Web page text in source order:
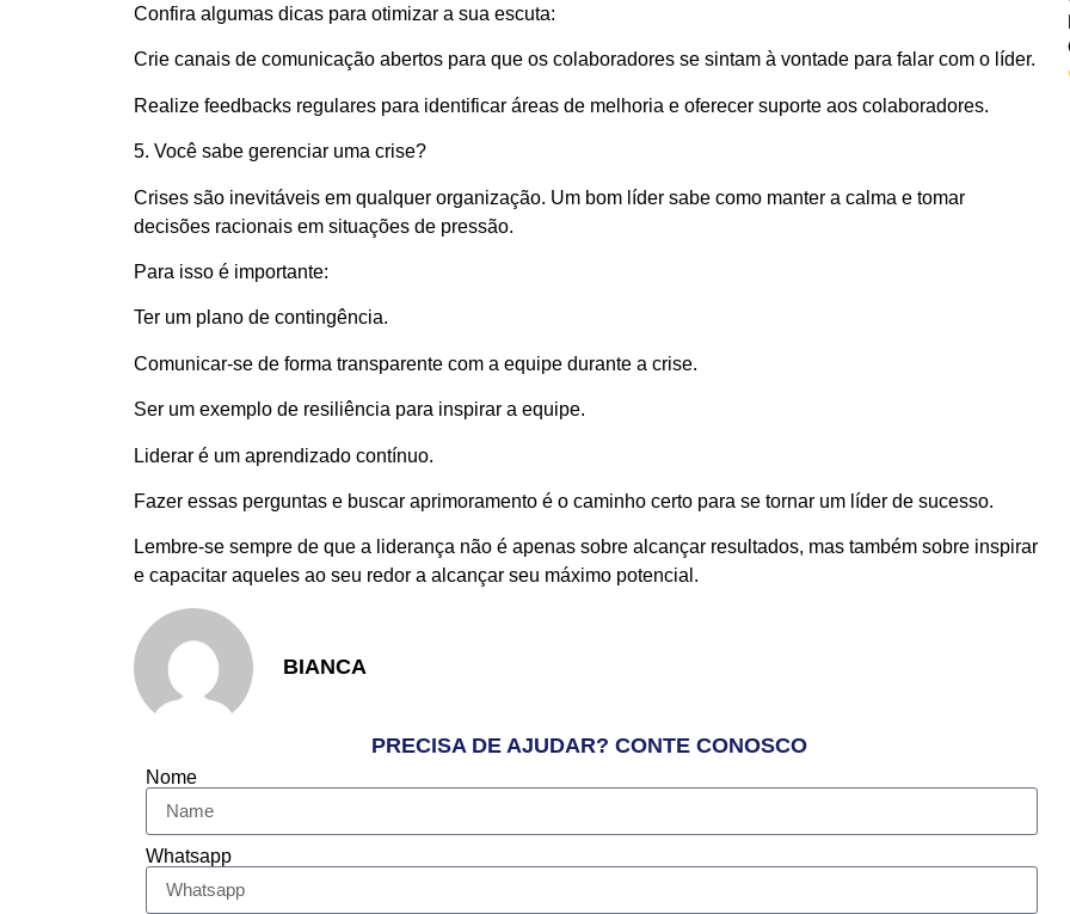
Confira algumas dicas para otimizar a sua escuta:
Crie canais de comunicação abertos para que os colaboradores se sintam à vontade para falar com o líder.
Realize feedbacks regulares para identificar áreas de melhoria e oferecer suporte aos colaboradores.
5. Você sabe gerenciar uma crise?
Crises são inevitáveis em qualquer organização. Um bom líder sabe como manter a calma e tomar
decisões racionais em situações de pressão.
Para isso é importante:
Ter um plano de contingência.
Comunicar-se de forma transparente com a equipe durante a crise.
Ser um exemplo de resiliência para inspirar a equipe.
Liderar é um aprendizado contínuo.
Fazer essas perguntas e buscar aprimoramento é o caminho certo para se tornar um líder de sucesso.
Lembre-se sempre de que a liderança não é apenas sobre alcançar resultados, mas também sobre inspirar
e capacitar aqueles ao seu redor a alcançar seu máximo potencial.
BIANCA
PRECISA DE AJUDAR? CONTE CONOSCO
Nome
Whatsapp